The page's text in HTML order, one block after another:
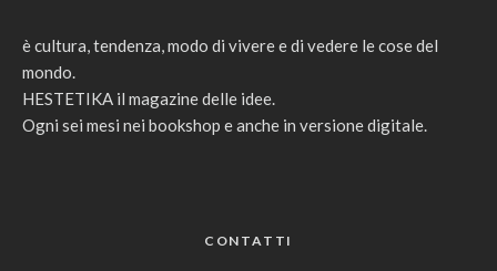
è cultura, tendenza, modo di vivere e di vedere le cose del
mondo.
HESTETIKA il magazine delle idee.
Ogni sei mesi nei bookshop e anche in versione digitale.
CONTATTI